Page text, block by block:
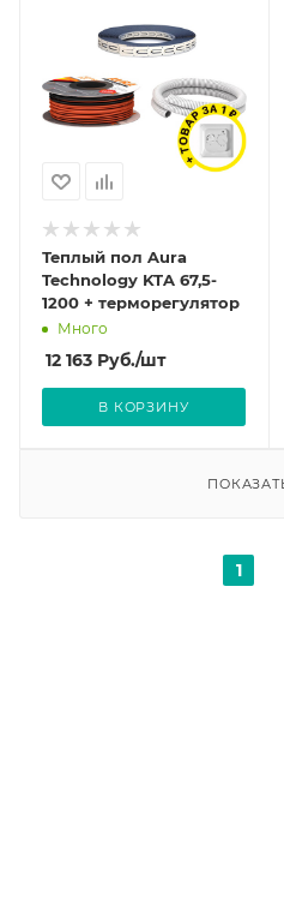
Теплый пол Aura
Technology KTA 67,5-
1200 + терморегулятор
Много
12 163 Руб./шт
В КОРЗИНУ
1